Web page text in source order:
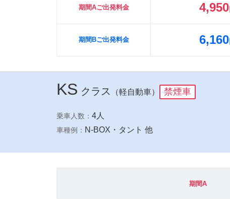
期間Aご出発料金 4,950
期間Bご出発料金 6,160
KS クラス （軽自動車） 禁煙車
乗車人数： 4人
車種例： N-BOX・タント 他
期間A